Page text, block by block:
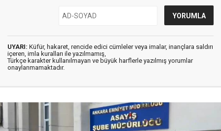
UYARI: Küfür, hakaret, rencide edici cümleler veya imalar, inançlara saldırı
içeren, imla kuralları ile yazılmamış,
Türkçe karakter kullanılmayan ve büyük harflerle yazılmış yorumlar
onaylanmamaktadır.